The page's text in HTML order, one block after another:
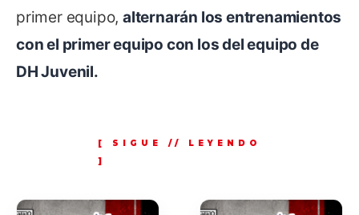
primer equipo,alternarán los entrenamientos
con el primer equipo con los del equipo de
DH Juvenil.